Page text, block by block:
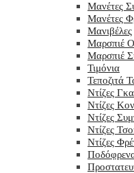
Μανέτες
Μανέτες
Μανιβέλες
Μαρσπιέ
Μαρσπιέ
Τιμόνια
Τεποζιτά
Ντίζες
Ντίζες
Ντίζες
Ντίζες
Ντίζες